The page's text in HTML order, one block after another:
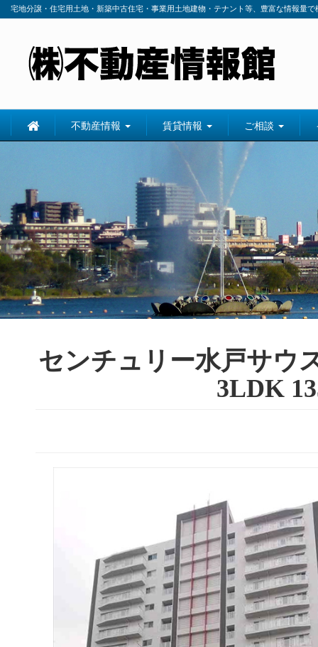
宅地分譲・住宅用土地・新築中古住宅・事業用土地建物・テナント等、豊富な情報量
不動産情報 賃貸情報 ご相談
センチュリー水戸サウ
3LDK